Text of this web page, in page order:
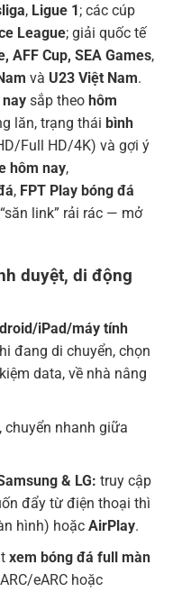
, Ligue 1; các cúp
League; giải quốc tế
AFF Cup, SEA Games,
và U23 Việt Nam.
sắp theo hôm
lăn, trạng thái bình
Full HD/4K) và gợi ý
hôm nay,
, FPT Play bóng đá
link” rải rác — mở
duyệt, di động
iPad/máy tính
đang di chuyển, chọn
data, về nhà nâng
chuyển nhanh giữa
& LG: truy cập
đẩy từ điện thoại thì
hình) hoặc AirPlay.
xem bóng đá full màn
eARC hoặc